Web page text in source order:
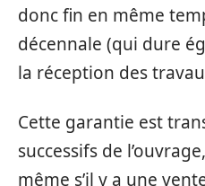
donc fin en même
décennale (qui dure
la réception des
Cette garantie est
successifs de
même s’il y a une